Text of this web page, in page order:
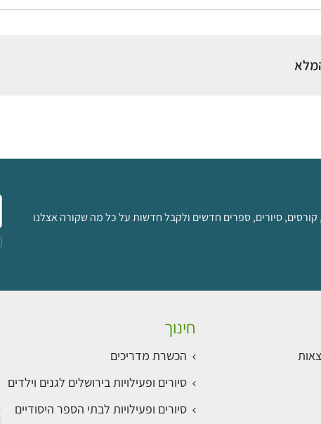
קורסים, סיורים, ספרים חדשים ולקבל חדשות על כל מה שקורה אצלנו
חינוך
הכשרת מדריכים
סיורים ופעילויות בירושלים לגנים וילדים
סיורים ופעילויות לבתי הספר היסודיים